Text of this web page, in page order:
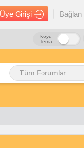
Üye Girişi Bağlan
Koyu
Tema
Tüm Forumlar